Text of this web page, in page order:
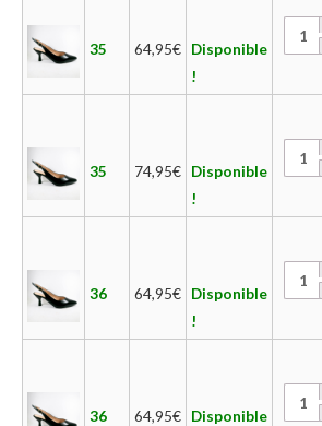
35 64,95€ Disponible
!
35 74,95€ Disponible
!
36 64,95€ Disponible
!
36 64,95€ Disponible